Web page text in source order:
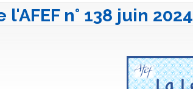
n° 138 juin 2024